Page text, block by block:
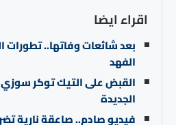
اقراء ايضا
بعد شائعات وفاتها.. تطورات
الفهد
القبض على التيك توكر سوزي
الجديدة